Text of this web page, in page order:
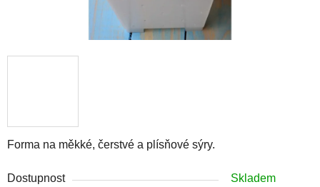
Forma na měkké, čerstvé a plísňové sýry.
Dostupnost
Skladem